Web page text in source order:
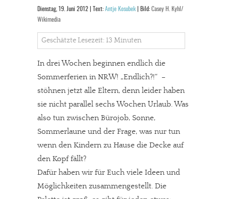
Dienstag, 19. Juni 2012 | Text: Antje Kosubek | Bild: Casey H. Kyhl/
Wikimedia
Geschätzte Lesezeit: 13 Minuten
In drei Wochen beginnen endlich die
Sommerferien in NRW! „Endlich?!“ –
stöhnen jetzt alle Eltern, denn leider haben
sie nicht parallel sechs Wochen Urlaub. Was
also tun zwischen Bürojob, Sonne,
Sommerlaune und der Frage, was nur tun
wenn den Kindern zu Hause die Decke auf
den Kopf fällt?
Dafür haben wir für Euch viele Ideen und
Möglichkeiten zusammengestellt. Die